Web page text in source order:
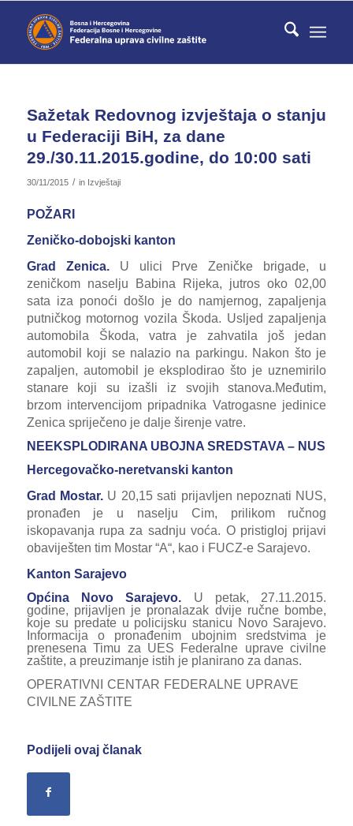
Sažetak Redovnog izvještaja o stanju
u Federaciji BiH, za dane
29./30.11.2015.godine, do 10:00 sati
30/11/2015 / in Izvještaji
POŽARI
Zeničko-dobojski kanton
Grad Zenica. U ulici Prve Zeničke brigade, u
zeničkom naselju Babina Rijeka, jutros oko 02,00
sata iza ponoći došlo je do namjernog, zapaljenja
putničkog motornog vozila Škoda. Usljed zapaljenja
automobila Škoda, vatra je zahvatila još jedan
automobil koji se nalazio na parkingu. Nakon što je
zapaljen, automobil je eksplodirao što je uznemirilo
stanare koji su izašli iz svojih stanova.Međutim,
brzom intervencijom pripadnika Vatrogasne jedinice
Zenica spriječeno je dalje širenje vatre.
NEEKSPLODIRANA UBOJNA SREDSTAVA – NUS
Hercegovačko-neretvanski kanton
Grad Mostar. U 20,15 sati prijavljen nepoznati NUS,
pronađen je u naselju Cim, prilikom ručnog
iskopavanja rupa za sadnju voća. O pristigloj prijavi
obaviješten tim Mostar “A“, kao i FUCZ-e Sarajevo.
Kanton Sarajevo
Općina Novo Sarajevo. U petak, 27.11.2015.
godine, prijavljen je pronalazak dvije ručne bombe,
koje su predate u policijsku stanicu Novo Sarajevo.
Informacija o pronađenim ubojnim sredstvima je
prenesena Timu za UES Federalne uprave civilne
zaštite, a preuzimanje istih je planirano za danas.
OPERATIVNI CENTAR FEDERALNE UPRAVE
CIVILNE ZAŠTITE
Podijeli ovaj članak